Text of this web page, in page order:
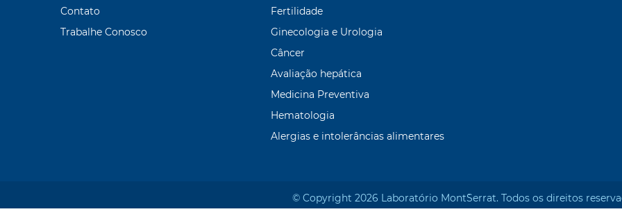
Contato
Trabalhe Conosco
Fertilidade
Ginecologia e Urologia
Câncer
Avaliação hepática
Medicina Preventiva
Hematologia
Alergias e intolerâncias alimentares
© Copyright 2026 Laboratório Mont`Serrat. Todos os direitos